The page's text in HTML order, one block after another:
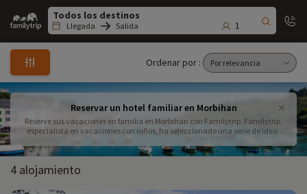
Family
trip
Llegada Salida 1
Ordenar por :
Reservar un hotel familiar en Morbihan
Reserve sus vacaciones en familia en Morbihan con Familytrip. Familytrip,
especialista en vacaciones con niños, ha seleccionado una serie de ideas
4 alojamiento